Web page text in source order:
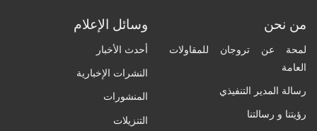
من نحن
لمحة عن تروجان للمقاولات
العامة
رسالة المدير التنفيذي
رؤيتنا و رسالتنا
وسائل الإعلام
أحدث الأخبار
النشرات الإخبارية
المنشورات
التنزيلات